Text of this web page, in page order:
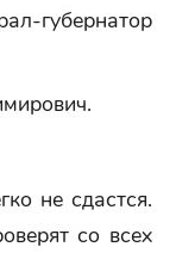
губернатор
не сдастся.
со всех